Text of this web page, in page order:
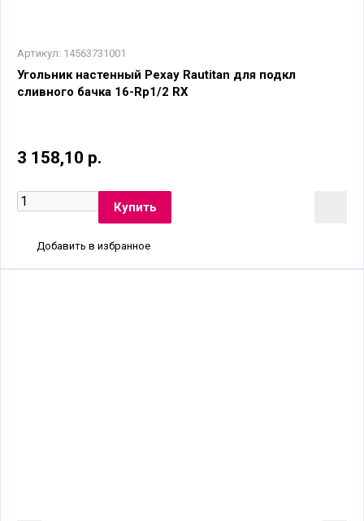
Артикул: 14563731001
Угольник настенный Рехау Rautitan для подкл
сливного бачка 16-Rp1/2 RX
3 158,10 р.
Добавить в избранное